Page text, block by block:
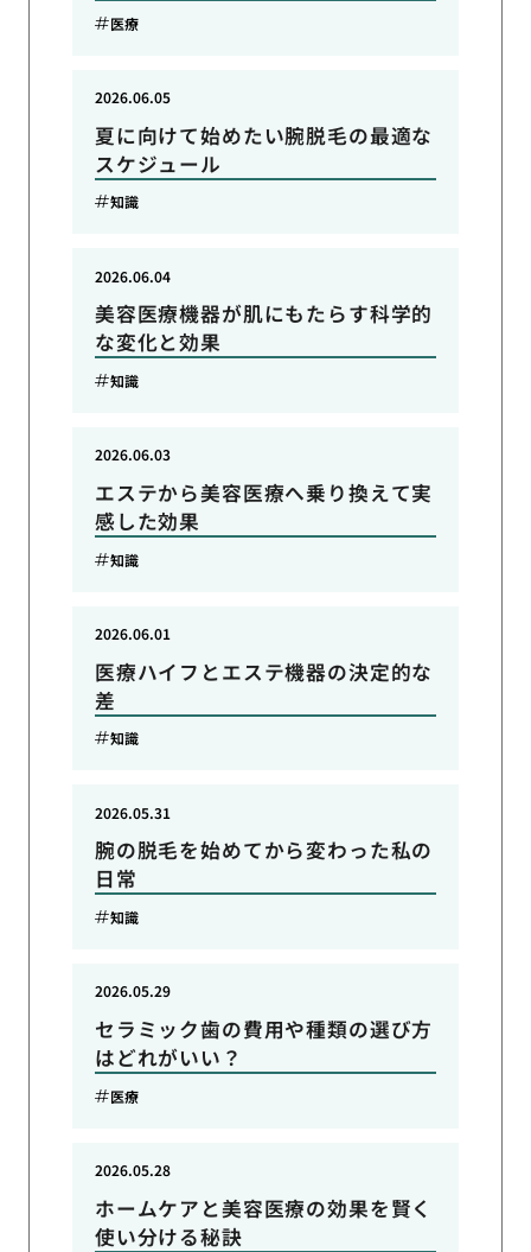
医療
夏に向けて始めたい腕脱毛の最適な
スケジュール
2026.06.05
知識
美容医療機器が肌にもたらす科学的
な変化と効果
2026.06.04
知識
エステから美容医療へ乗り換えて実
感した効果
2026.06.03
知識
医療ハイフとエステ機器の決定的な
差
2026.06.01
知識
腕の脱毛を始めてから変わった私の
日常
2026.05.31
知識
セラミック歯の費用や種類の選び方
はどれがいい？
2026.05.29
医療
ホームケアと美容医療の効果を賢く
使い分ける秘訣
2026.05.28